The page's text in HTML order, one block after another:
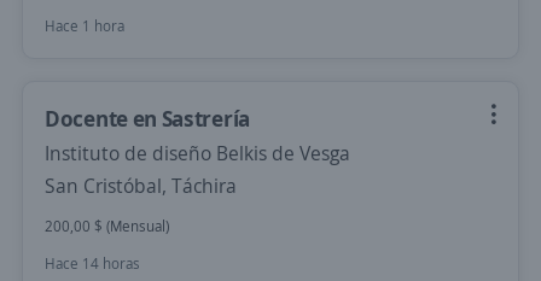
Hace 1 hora
Docente en Sastrería
Instituto de diseño Belkis de Vesga
San Cristóbal, Táchira
200,00 $ (Mensual)
Hace 14 horas